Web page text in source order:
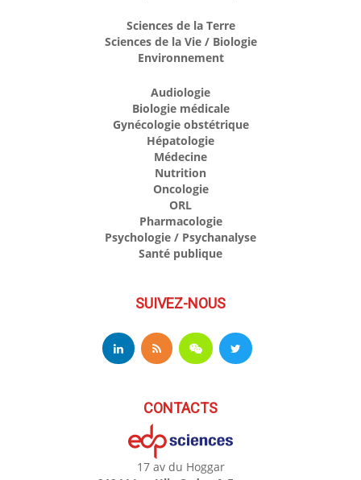
Sciences de la Terre
Sciences de la Vie / Biologie
Environnement
Audiologie
Biologie médicale
Gynécologie obstétrique
Hépatologie
Médecine
Nutrition
Oncologie
ORL
Pharmacologie
Psychologie / Psychanalyse
Santé publique
SUIVEZ-NOUS
CONTACTS
17 av du Hoggar